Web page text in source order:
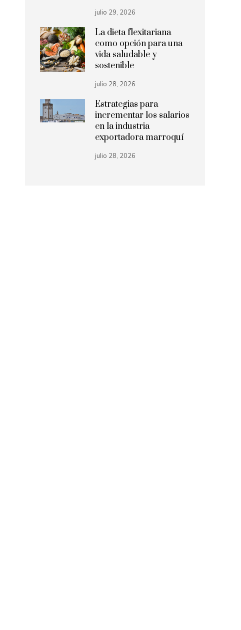
julio 29, 2026
La dieta flexitariana
como opción para una
vida saludable y
sostenible
julio 28, 2026
Estrategias para
incrementar los salarios
en la industria
exportadora marroquí
julio 28, 2026